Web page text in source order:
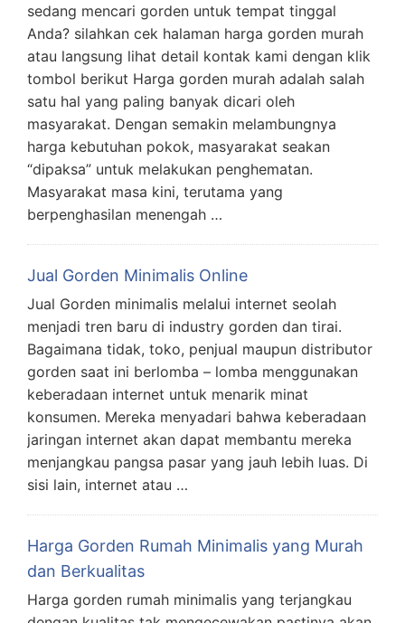
sedang mencari gorden untuk tempat tinggal
Anda? silahkan cek halaman harga gorden murah
atau langsung lihat detail kontak kami dengan klik
tombol berikut Harga gorden murah adalah salah
satu hal yang paling banyak dicari oleh
masyarakat. Dengan semakin melambungnya
harga kebutuhan pokok, masyarakat seakan
“dipaksa” untuk melakukan penghematan.
Masyarakat masa kini, terutama yang
berpenghasilan menengah …
Jual Gorden Minimalis Online
Jual Gorden minimalis melalui internet seolah
menjadi tren baru di industry gorden dan tirai.
Bagaimana tidak, toko, penjual maupun distributor
gorden saat ini berlomba – lomba menggunakan
keberadaan internet untuk menarik minat
konsumen. Mereka menyadari bahwa keberadaan
jaringan internet akan dapat membantu mereka
menjangkau pangsa pasar yang jauh lebih luas. Di
sisi lain, internet atau …
Harga Gorden Rumah Minimalis yang Murah
dan Berkualitas
Harga gorden rumah minimalis yang terjangkau